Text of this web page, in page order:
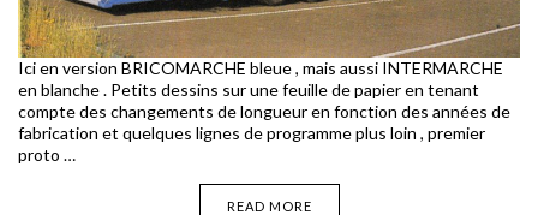
Ici en version BRICOMARCHE bleue , mais aussi INTERMARCHE
en blanche . Petits dessins sur une feuille de papier en tenant
compte des changements de longueur en fonction des années de
fabrication et quelques lignes de programme plus loin , premier
proto …
READ MORE